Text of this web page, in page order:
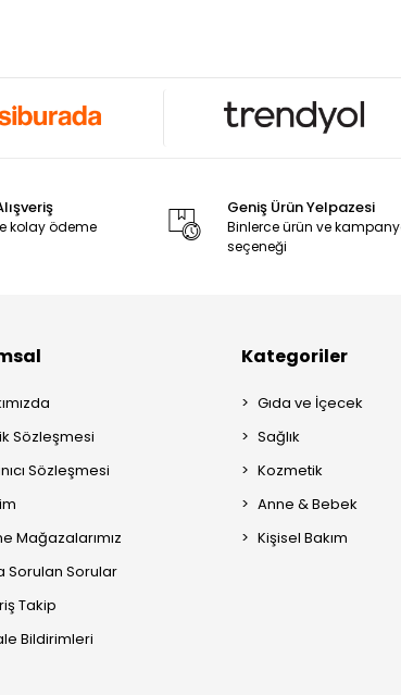
kolay ödeme
Geniş Ürün Yelpazesi
Binlerce ürün ve
seçeneği
Sözleşmesi
Sözleşmesi
Mağazalarımız
Sorulan Sorular
Takip
Bildirimleri
Kategoriler
Gıda ve İçecek
Sağlık
Kozmetik
Anne & Bebek
Kişisel Bakım